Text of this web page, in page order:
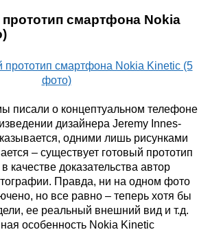
смартфона Nokia
писали о концептуальном телефоне
дизайнера Jeremy Innes-
одними лишь рисунками
– существует готовый прототип
качестве доказательства автор
Правда, ни на одном фото
но все равно – теперь хотя бы
ее реальный внешний вид и т.д.
особенность Nokia Kinetic